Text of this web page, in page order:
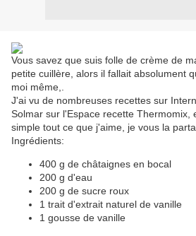
Vous savez que suis folle de crème de
petite cuillère, alors il fallait absolument
moi même,.
J'ai vu de nombreuses recettes sur
Solmar sur l'Espace recette Thermomix,
simple tout ce que j'aime, je vous la
Ingrédients:
400 g de châtaignes en bocal
200 g d'eau
200 g de sucre roux
1 trait d'extrait naturel de vanille
1 gousse de vanille